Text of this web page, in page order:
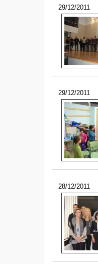
29/12/2011
29/12/2011
28/12/2011